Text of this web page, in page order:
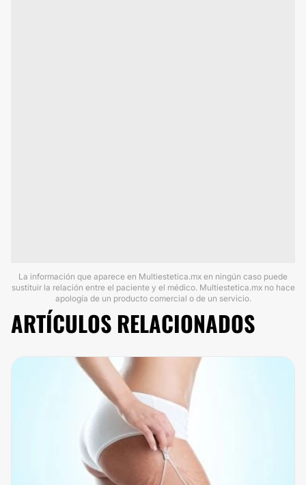
La información que aparece en Multiestetica.mx en ningún caso puede
sustituir la relación entre el paciente y el médico. Multiestetica.mx no hace
apología de un producto comercial o de un servicio.
ARTÍCULOS RELACIONADOS